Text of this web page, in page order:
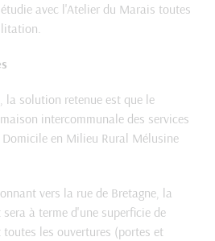
avec l'Atelier du Marais toutes
la solution retenue est que le
intercommunale des services
en Milieu Rural Mélusine
vers la rue de Bretagne, la
à terme d'une superficie de
les ouvertures (portes et